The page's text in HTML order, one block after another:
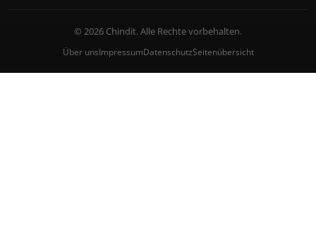
© 2026 Chindit. Alle Rechte vorbehalten.
Über unsImpressumDatenschutzSeitenübersicht